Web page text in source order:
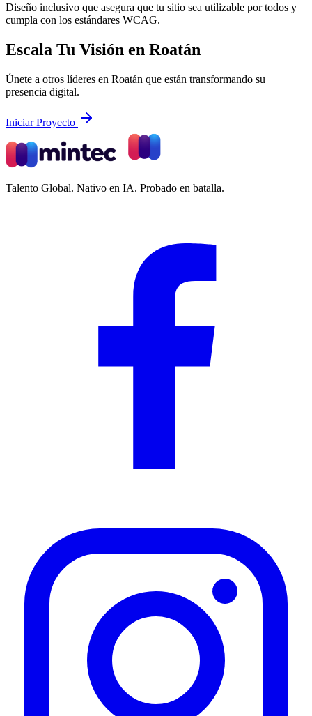
Diseño inclusivo que asegura que tu sitio sea utilizable por todos y
cumpla con los estándares WCAG.
Escala Tu Visión en Roatán
Únete a otros líderes en Roatán que están transformando su
presencia digital.
Iniciar Proyecto
Talento Global. Nativo en IA. Probado en batalla.